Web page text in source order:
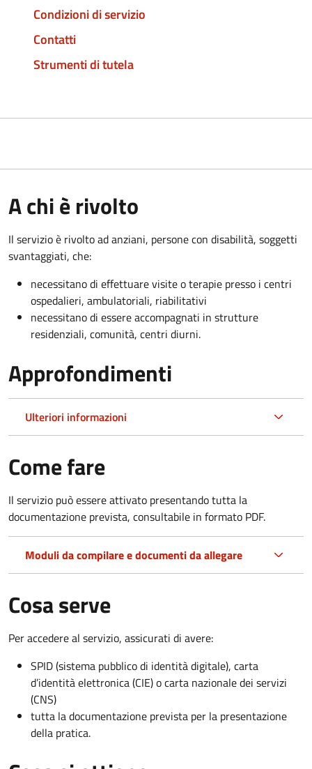
Condizioni di servizio
Contatti
Strumenti di tutela
A chi è rivolto
Il servizio è rivolto ad anziani, persone con disabilità, soggetti
svantaggiati, che:
necessitano di effettuare visite o terapie presso i centri
ospedalieri, ambulatoriali, riabilitativi
necessitano di essere accompagnati in strutture
residenziali, comunità, centri diurni.
Approfondimenti
Ulteriori informazioni
Come fare
Il servizio può essere attivato presentando tutta la
documentazione prevista, consultabile in formato PDF.
Moduli da compilare e documenti da allegare
Cosa serve
Per accedere al servizio, assicurati di avere:
SPID (sistema pubblico di identità digitale), carta
d’identità elettronica (CIE) o carta nazionale dei servizi
(CNS)
tutta la documentazione prevista per la presentazione
della pratica.